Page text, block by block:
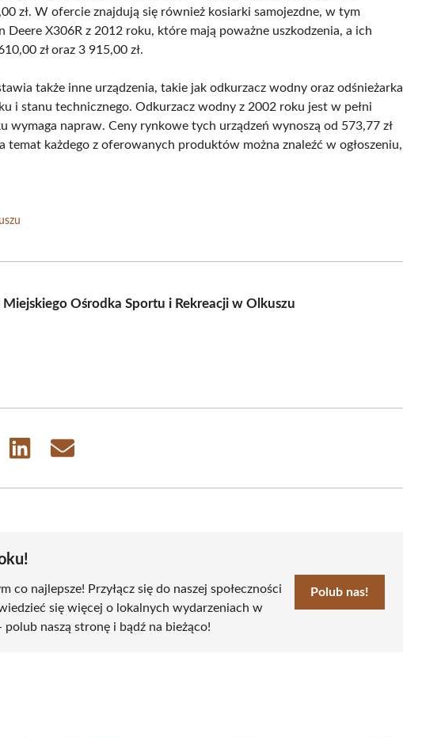
zł. W ofercie znajdują się również kosiarki samojezdne, w tym
Deere X306R z 2012 roku, które mają poważne uszkodzenia, a ich
zł oraz 3 915,00 zł.
także inne urządzenia, takie jak odkurzacz wodny oraz odśnieżarka
i stanu technicznego. Odkurzacz wodny z 2002 roku jest w pełni
wymaga napraw. Ceny rynkowe tych urządzeń wynoszą od 573,77 zł
temat każdego z oferowanych produktów można znaleźć w ogłoszeniu,
Ośrodka Sportu i Rekreacji w Olkuszu
Share
Share
najlepsze! Przyłącz się do naszej społeczności
się więcej o lokalnych wydarzeniach w
naszą stronę i bądź na bieżąco!
Polub nas!